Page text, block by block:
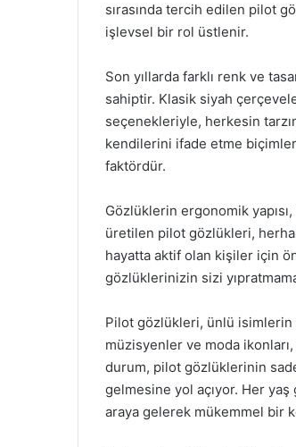
sırasında tercih edilen pilot
işlevsel bir rol üstlenir.
Son yıllarda farklı renk ve
sahiptir. Klasik siyah
seçenekleriyle, herkesin
kendilerini ifade etme
faktördür.
Gözlüklerin ergonomik
üretilen pilot gözlükleri,
hayatta aktif olan kişiler için
gözlüklerinizin sizi
Pilot gözlükleri, ünlü isimlerin
müzisyenler ve moda
durum, pilot gözlüklerinin
gelmesine yol açıyor. Her
araya gelerek mükemmel bir